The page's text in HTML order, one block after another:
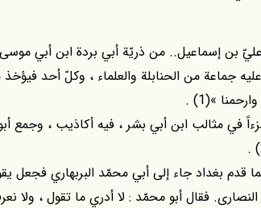
بن إسماعيل.. من ذريّة أبي بردة ابن أبي
سنة 324. حطّ عليه جماعة من الحنابلة والعلماء ، وكلّ أحد
»(1) .
في مثالب ابن أبي بشر ، فيه أكاذيب ، وجمع
قدم بغداد جاء إلى أبي محمّد البربهاري فجعل
فقال أبو محمّد : لا أدري ما تقول ، ولا